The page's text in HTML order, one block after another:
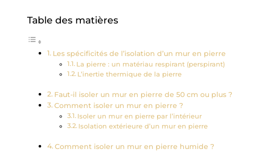
Table des matières
Les spécificités de l’isolation d’un mur en pierre
La pierre : un matériau respirant (perspirant)
L’inertie thermique de la pierre
Faut-il isoler un mur en pierre de 50 cm ou plus ?
Comment isoler un mur en pierre ?
Isoler un mur en pierre par l’intérieur
Isolation extérieure d’un mur en pierre
Comment isoler un mur en pierre humide ?